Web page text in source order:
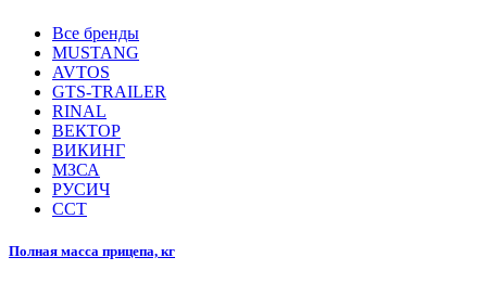
Все бренды
MUSTANG
AVTOS
GTS-TRAILER
RINAL
ВЕКТОР
ВИКИНГ
МЗСА
РУСИЧ
ССТ
Полная масса прицепа, кг